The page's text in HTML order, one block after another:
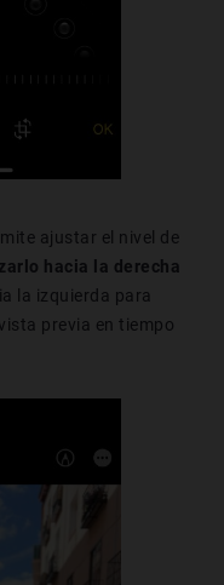
ajustar el nivel de
hacia la derecha
la izquierda para
previa en tiempo